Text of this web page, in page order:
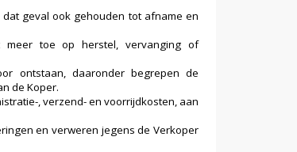
geval ook gehouden tot afname en
toe op herstel, vervanging of
ontstaan, daaronder begrepen de
de Koper.
, verzend- en voorrijdkosten, aan
en verweren jegens de Verkoper